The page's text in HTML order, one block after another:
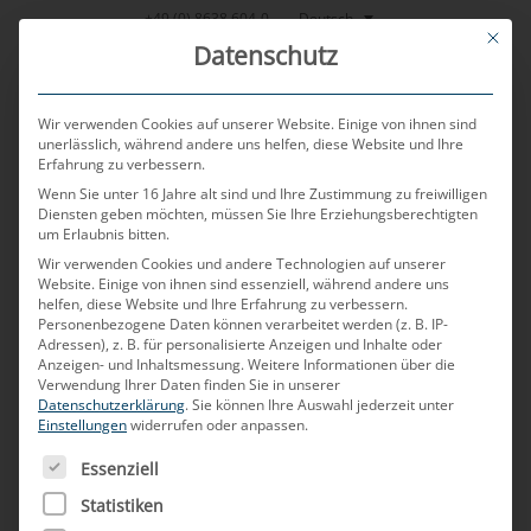
Zum
+49 (0) 8638 604-0 Deutsch
VERÖFFENTLICHT AM29. AUGUST 2024 VONCHRISTOPH ZAUNER
Wie können Daten & Power
möglichst effizient im
Fahrzeug-Bordnetz
übertragen werden?
This
Datenschutz
Wir verwenden Cookies auf unserer Website. Einige von ihnen sind
unerlässlich, während andere uns helfen, diese Website und Ihre
Erfahrung zu verbessern.
Wenn Sie unter 16 Jahre alt sind und Ihre Zustimmung zu freiwilligen
Diensten geben möchten, müssen Sie Ihre Erziehungsberechtigten
um Erlaubnis bitten.
Wir verwenden Cookies und andere Technologien auf unserer
Website. Einige von ihnen sind essenziell, während andere uns
helfen, diese Website und Ihre Erfahrung zu verbessern.
Personenbezogene Daten können verarbeitet werden (z. B. IP-
Adressen), z. B. für personalisierte Anzeigen und Inhalte oder
Anzeigen- und Inhaltsmessung.Weitere Informationen über die
Verwendung Ihrer Daten finden Sie in unserer
Datenschutzerklärung.Sie können Ihre Auswahl jederzeit unter
Einstellungenwiderrufen oder anpassen.
ES FOLGT EINE LISTE DER SERVICE-GRUPPEN, FÜR
Essenziell
Statistiken